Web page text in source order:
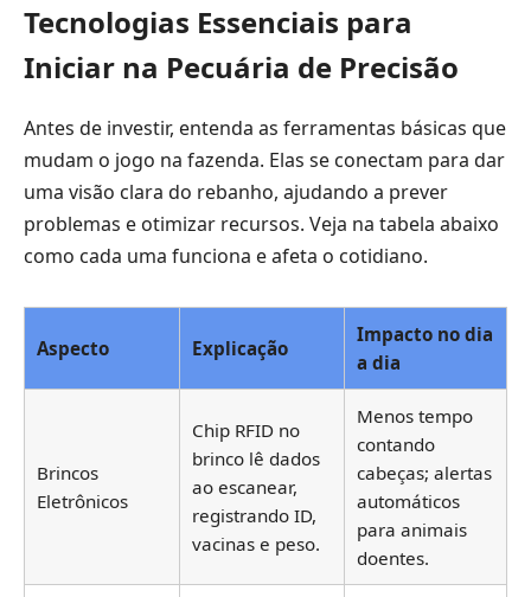
Tecnologias Essenciais para
Iniciar na Pecuária de Precisão
Antes de investir, entenda as ferramentas básicas que
mudam o jogo na fazenda. Elas se conectam para dar
uma visão clara do rebanho, ajudando a prever
problemas e otimizar recursos. Veja na tabela abaixo
como cada uma funciona e afeta o cotidiano.
Aspecto Explicação
Impacto no dia
a dia
Brincos
Eletrônicos
Chip RFID no
brinco lê dados
ao escanear,
registrando ID,
vacinas e peso.
Menos tempo
contando
cabeças; alertas
automáticos
para animais
doentes.